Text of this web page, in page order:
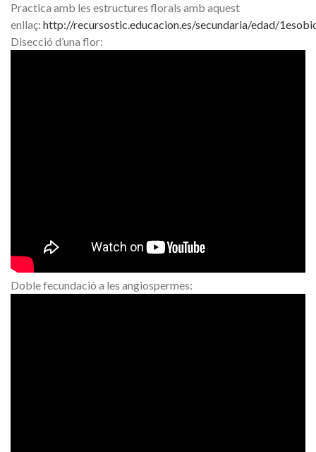
Practica amb les estructures florals amb aquest
enllaç: http://recursostic.educacion.es/secundaria/edad/
Disecció d’una flor:
Doble fecundació a les angiospermes: